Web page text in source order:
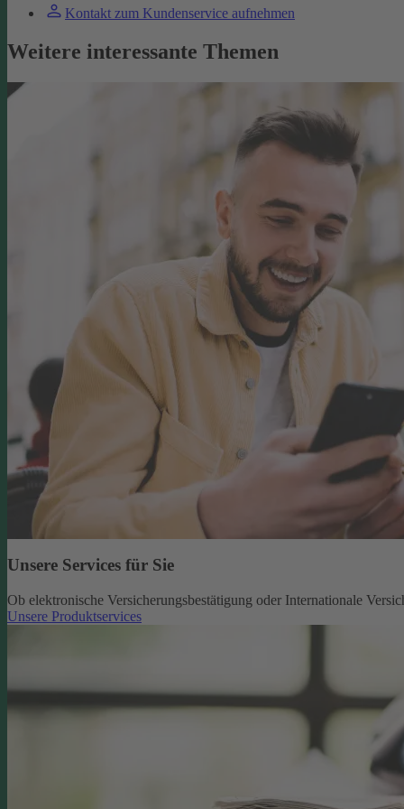
Kontakt zum Kundenservice aufnehmen
Weitere interessante Themen
Unsere Services für Sie
Ob elektronische Versicherungsbestätigung oder Internationale
Unsere Produktservices